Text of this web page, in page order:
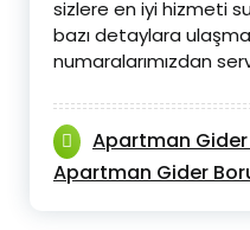
sizlere en iyi hizmeti
bazı detaylara
numaralarımızdan
Apartman Gider
Apartman Gider